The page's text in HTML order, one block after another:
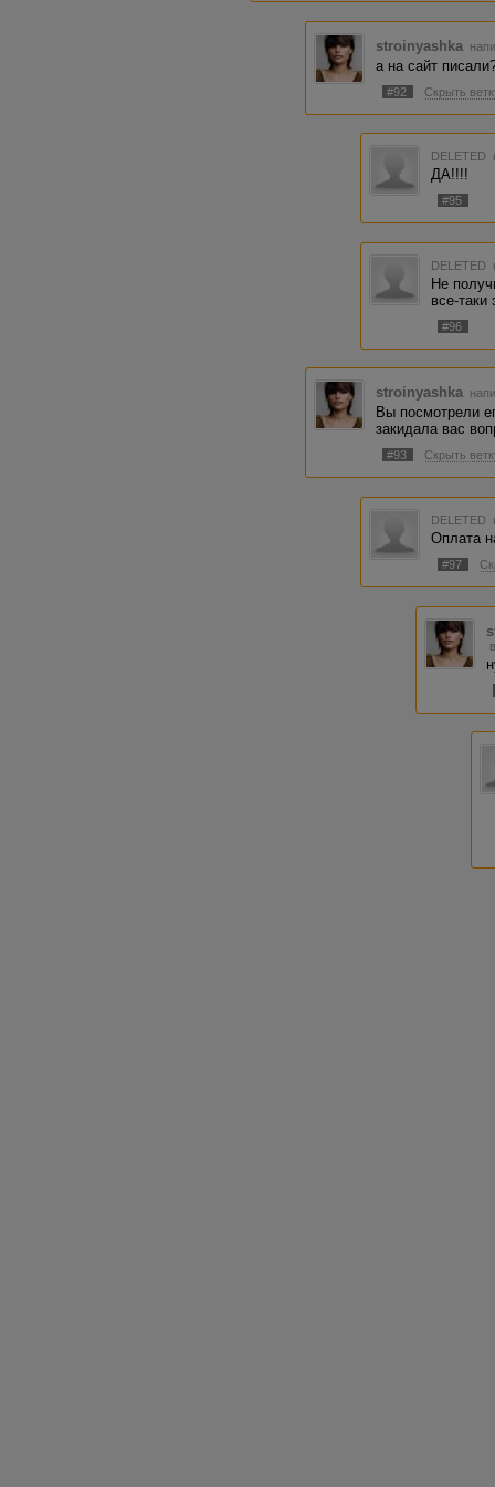
stroinyashka
а на сайт
#92 Скрыть
DELETED
ДА!!!!
#95
DELETED
Не
все-
#96
stroinyashka
Вы посмотрели
закидала вас
#93 Скрыть
DELETED
Оплата
#97